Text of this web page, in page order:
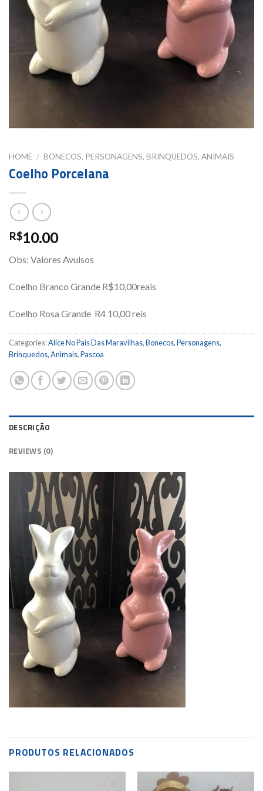
HOME / BONECOS, PERSONAGENS, BRINQUEDOS, ANIMAIS
Coelho Porcelana
R$10.00
Obs: Valores Avulsos
Coelho Branco Grande R$10,00reais
Coelho Rosa Grande R4 10,00 reis
Categories:Alice No Pais Das Maravilhas,Bonecos, Personagens,
Brinquedos, Animais,Pascoa
DESCRIÇÃO
REVIEWS (0)
PRODUTOS RELACIONADOS